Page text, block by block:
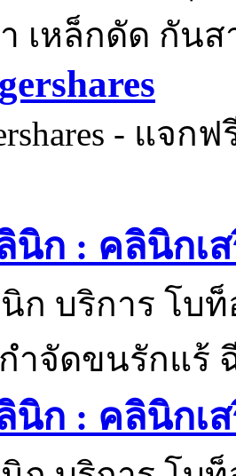
เหล็กดัด กัน
- แจก
นิก : คลินิกเ
ก บริการ โบ
ำจัดขนรักแร้
นิก : คลินิกเ